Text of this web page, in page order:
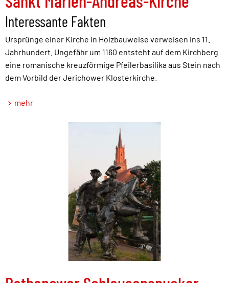
Interessante Fakten
Ursprünge einer Kirche in Holzbauweise verweisen ins 11.
Jahrhundert. Ungefähr um 1160 entsteht auf dem Kirchberg
eine romanische kreuzförmige Pfeilerbasilika aus Stein nach
dem Vorbild der Jerichower Klosterkirche.
mehr